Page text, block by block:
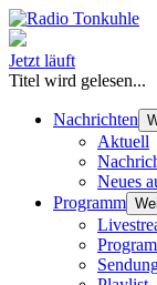
Jetzt läuft
Titel wird gelesen...
Nachrichten
Aktuell
Neues
Programm